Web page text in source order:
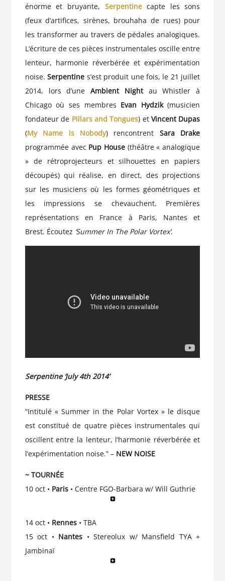
énorme et bruyante, Serpentinecapte les sons
(feux d’artifices, sirènes, brouhaha de rues) pour
les transformer au travers de pédales analogiques.
L’écriture de ces pièces instrumentales oscille entre
lenteur, harmonie réverbérée et expérimentation
noise.Serpentine s’est produit une fois, le 21 juillet
2014, lors d’uneAmbient Nightau Whistler à
Chicago où ses membres Evan Hydzik(musicien
fondateur de Pillars and Tongues) et Vincent Dupas
(My Name is Nobody) rencontrent Sara Drake
programmée avec Pup House (théâtre « analogique
» de rétroprojecteurs et silhouettes en papiers
découpés) qui réalise, en direct, des projections
sur les musiciens où les formes géométriques et
les impressions se chevauchent. Premières
représentations en France à Paris, Nantes et
Brest. Écoutez ‘Summer In The Polar Vortex’.
Serpentine ‘July 4th 2014’
PRESSE
“Intitulé « Summer in the Polar Vortex » le disque
est constitué de quatre pièces instrumentales qui
oscillent entre la lenteur, l’harmonie réverbérée et
l’expérimentation noise.” – NEW NOISE
~ TOURNÉE
10 oct • Paris• Centre FGO-Barbara w/ Will Guthrie
14 oct • Rennes• TBA
15 oct • Nantes • Stereolux w/ Mansfield TYA +
Jambinaï